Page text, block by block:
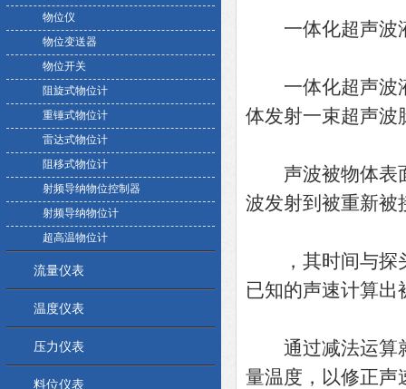
物位仪
物位变送器
物位开关
阻旋式物位计
重锤式物位计
雷达式物位计
阻移式物位计
射频导纳物位控制器
射频导纳物位计
超高温物位计
流量仪表
温度仪表
压力仪表
料位仪表
一体化超声波
一体化超声波液
体发射一束超声波
声波被物体表面
波发射到被重新被
，其时间与探头
已知的声速计算出
通过减法运算就
量温度，以修正声